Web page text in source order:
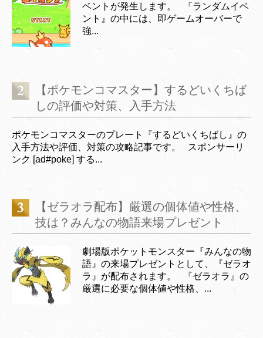
ベントが発生します。 『ランダムイベ
ント』の中には、即ゲームオーバーで
強...
【ポケモンコマスター】するどいくちば
しの評価や対策、入手方法
ポケモンコマスターのプレート『するどいくちばし』の
入手方法や評価、対策の攻略記事です。 スポンサーリ
ンク [ad#poke] する...
【ゼラオラ配布】厳選の個体値や性格、
技は？みんなの物語来場プレゼント
劇場版ポケットモンスター『みんなの物
語』の来場プレゼントとして、『ゼラオ
ラ』が配布されます。 『ゼラオラ』の
厳選に必要な個体値や性格、...